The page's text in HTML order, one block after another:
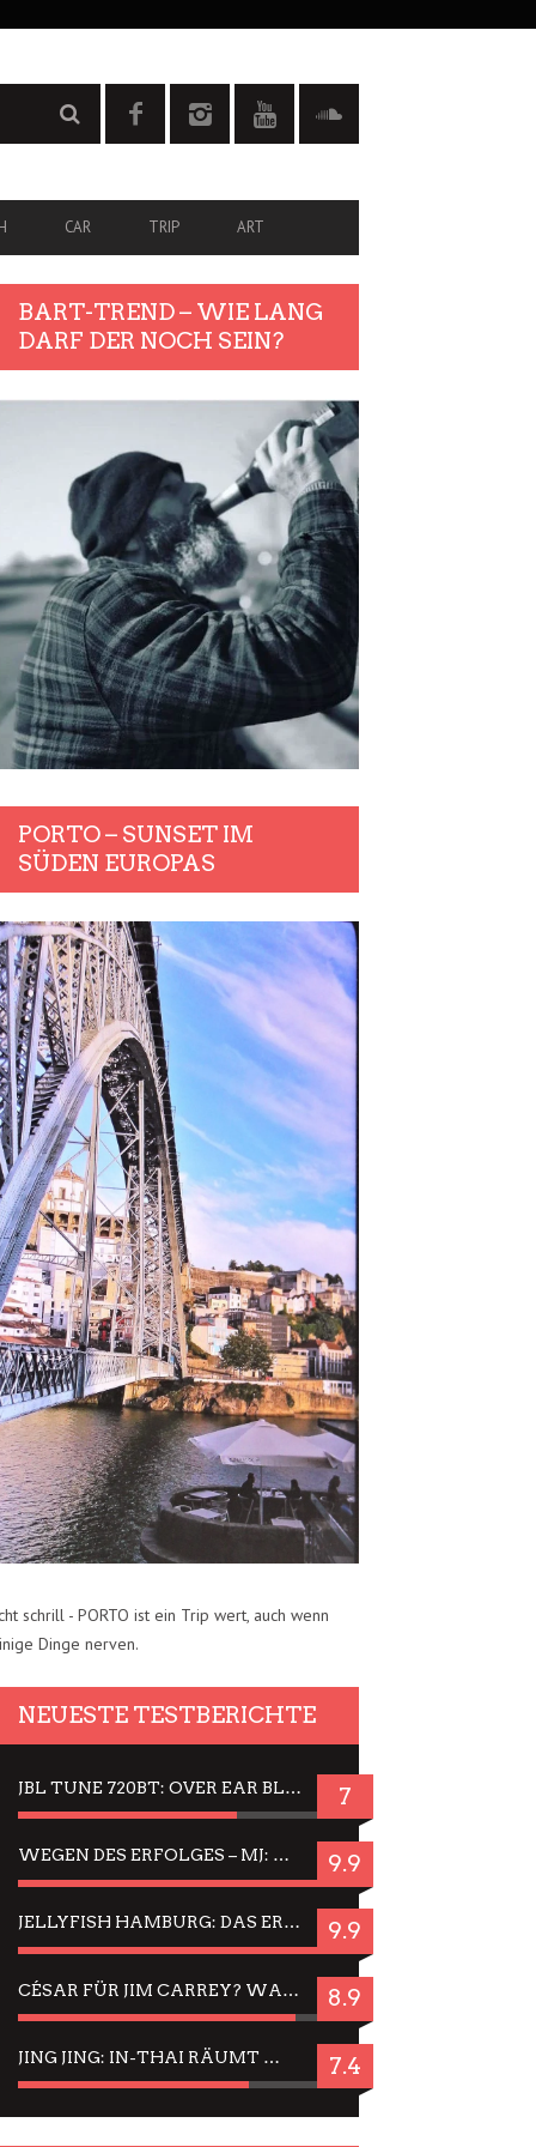
CAR TRIP ART
BART-TREND – WIE LANG
DARF DER NOCH SEIN?
PORTO – SUNSET IM
SÜDEN EUROPAS
schrill - PORTO ist ein Trip wert, auch wenn
Dinge nerven.
NEUESTE TESTBERICHTE
JBL TUNE 720BT: OVER EAR BLUETOOTH KOPFHÖRER UM DIE 50,-€ IM DAUER-TEST 7
WEGEN DES ERFOLGES – MJ: MICHAEL JACKSON MUSICAL IN EINER MATINEE SEHEN 9.9
JELLYFISH HAMBURG: DAS ERFOLGREICHE SOMMER-MENÜ 2025 IN GEFÜHLEN UND BILDERN 9.9
CÉSAR FÜR JIM CARREY? WARUM DAS EINER DER NERVIGSTEN ACTORS IST UND BLEIBT 8.9
JING JING: IN-THAI RÄUMT WIEDER TITEL AB – EIN ZWEI-STUNDEN-ERLEBNISBERICHT 7.4